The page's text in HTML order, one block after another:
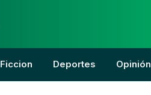
Ficcion Deportes Opinión